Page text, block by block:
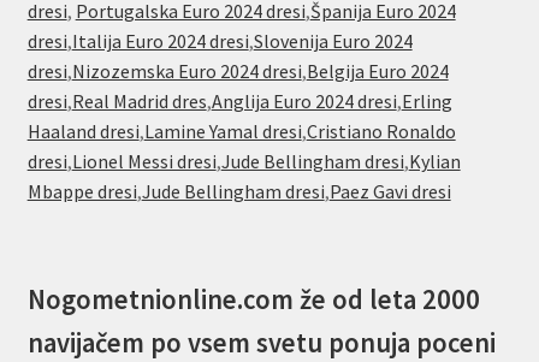
dresi, Portugalska Euro 2024 dresi,Španija Euro 2024
dresi,Italija Euro 2024 dresi,Slovenija Euro 2024
dresi,Nizozemska Euro 2024 dresi,Belgija Euro 2024
dresi,Real Madrid dres,Anglija Euro 2024 dresi,Erling
Haaland dresi,Lamine Yamal dresi,Cristiano Ronaldo
dresi,Lionel Messi dresi,Jude Bellingham dresi,Kylian
Mbappe dresi,Jude Bellingham dresi,Paez Gavi dresi
Nogometnionline.com že od leta 2000
navijačem po vsem svetu ponuja poceni